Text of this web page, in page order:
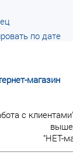
по дате
магазин
с
"НЕТ-